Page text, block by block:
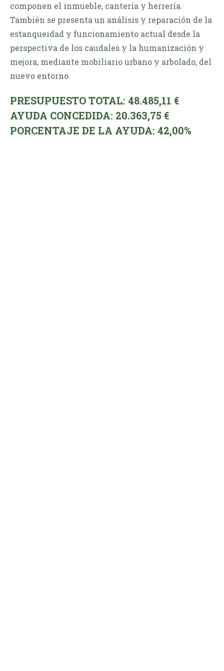
componen el inmueble, cantería y herrería.
También se presenta un análisis y reparación de la
estanqueidad y funcionamiento actual desde la
perspectiva de los caudales y la humanización y
mejora, mediante mobiliario urbano y arbolado, del
nuevo entorno.
PRESUPUESTO TOTAL: 48.485,11 €
AYUDA CONCEDIDA: 20.363,75 €
PORCENTAJE DE LA AYUDA: 42,00%